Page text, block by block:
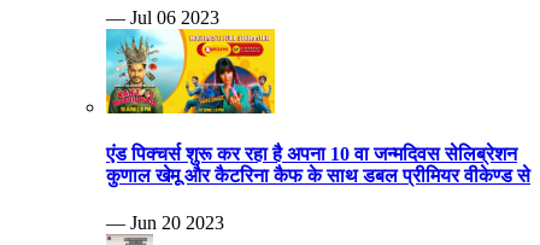
— Jul 06 2023
एंड पिक्चर्स शुरू कर रहा है अपना 10 वा जन्मदिवस सेलिब्रेशन
कुणाल खेमू और कैटरिना कैफ के साथ डबल प्रीमियर वीकेण्ड से
— Jun 20 2023